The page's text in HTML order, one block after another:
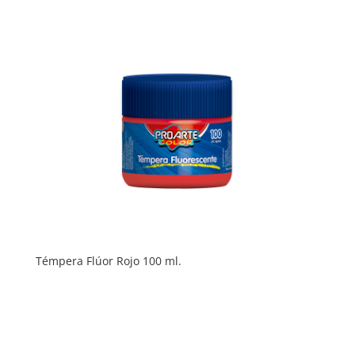
Témpera Flúor Rojo 100 ml.